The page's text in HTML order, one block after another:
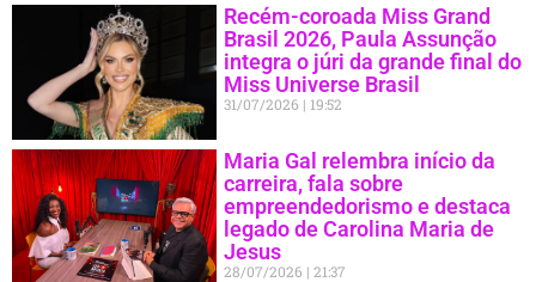
Recém-coroada Miss Grand
Brasil 2026, Paula Assunção
integra o júri da grande final do
Miss Universe Brasil
31/07/2026 19:52
Maria Gal relembra início da
carreira, fala sobre
empreendedorismo e destaca
legado de Carolina Maria de
Jesus
28/07/2026 21:37